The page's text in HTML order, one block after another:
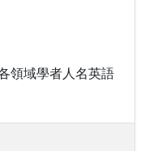
領域學者人名英語